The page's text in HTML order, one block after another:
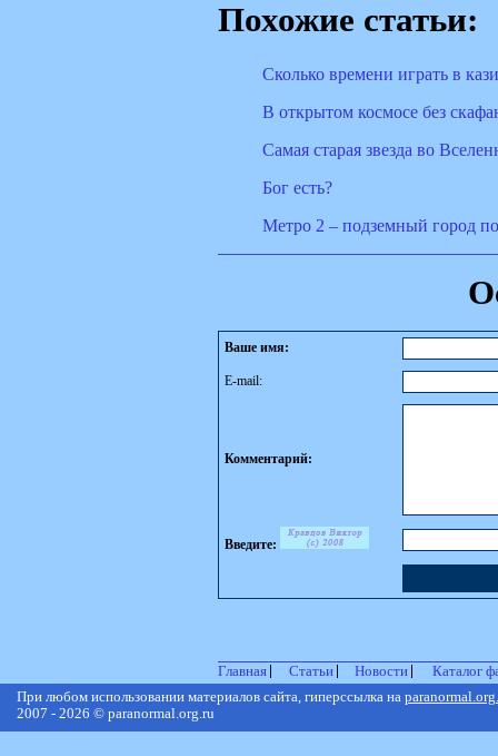
Похожие статьи:
Сколько времени играть в
В открытом космосе без
Cамая старая звезда во
Бог есть?
Метро 2 – подземный город
Ваше имя:
E-mail:
Комментарий:
Введите:
Главная Статьи Новости
Каталог
При любом использовании материалов сайта, гиперссылка на
2007 - 2026 © paranormal.org.ru